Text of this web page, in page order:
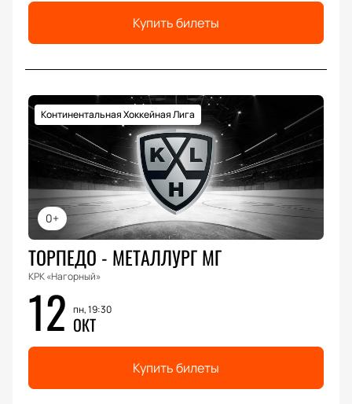
Купить билеты
0+
Континентальная Хоккейная Лига
ТОРПЕДО - МЕТАЛЛУРГ МГ
КРК «Нагорный»
12 пн, 19:30
ОКТ
Купить билеты